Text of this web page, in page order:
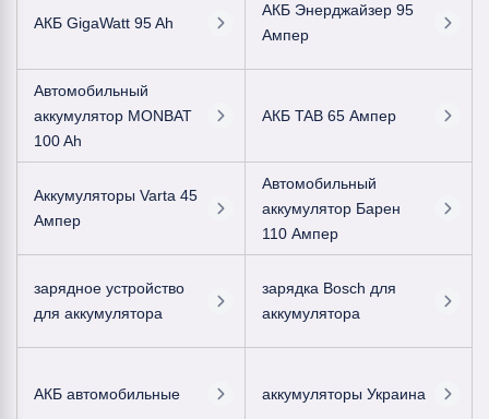
АКБ GigaWatt 95 Ah
АКБ Энерджайзер 95
Ампер
Автомобильный
аккумулятор MONBAT
100 Ah
АКБ TAB 65 Ампер
Аккумуляторы Varta 45
Ампер
Автомобильный
аккумулятор Барен
110 Ампер
зарядное устройство
для аккумулятора
зарядка Bosch для
аккумулятора
АКБ автомобильные аккумуляторы Украина